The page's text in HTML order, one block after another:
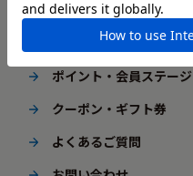
配送・送料
ギフト包装
ポイント・会員ステージ
クーポン・ギフト券
よくあるご質問